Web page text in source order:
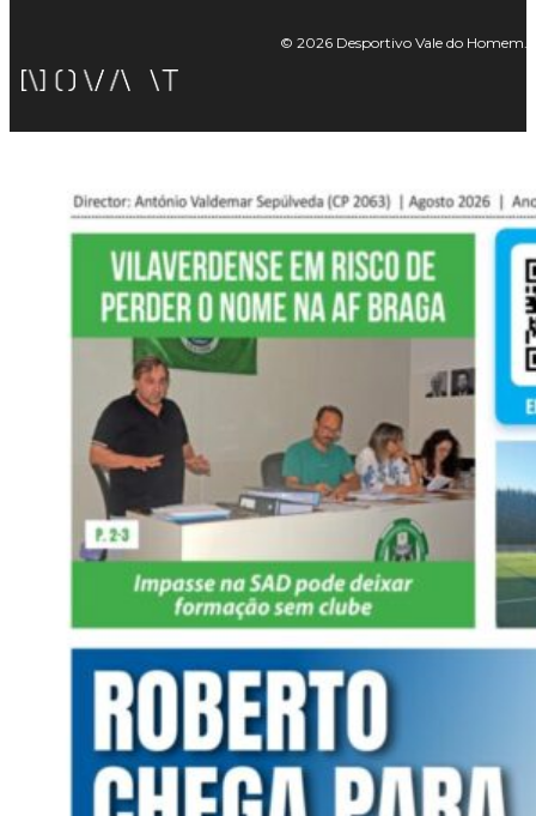
© 2026 Desportivo Vale do Homem.